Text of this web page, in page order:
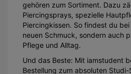
gehören zum Sortiment. Dazu
Piercingsprays, spezielle
Piercingkissen. So findest du
neuen Schmuck, sondern auch
Pflege und Alltag.
Und das Beste: Mit iamstudent
Bestellung zum absoluten